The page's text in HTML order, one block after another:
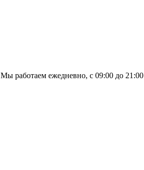
Мы работаем ежедневно, с 09:00 до 21:00